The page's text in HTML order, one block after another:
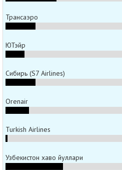
Трансаэро
ЮТэйр
Сибирь (S7 Airlines)
Orenair
Turkish Airlines
Узбекистон хаво йуллари